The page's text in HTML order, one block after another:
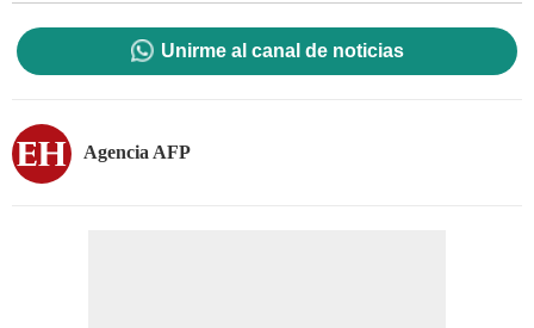
Unirme al canal de noticias
Agencia AFP